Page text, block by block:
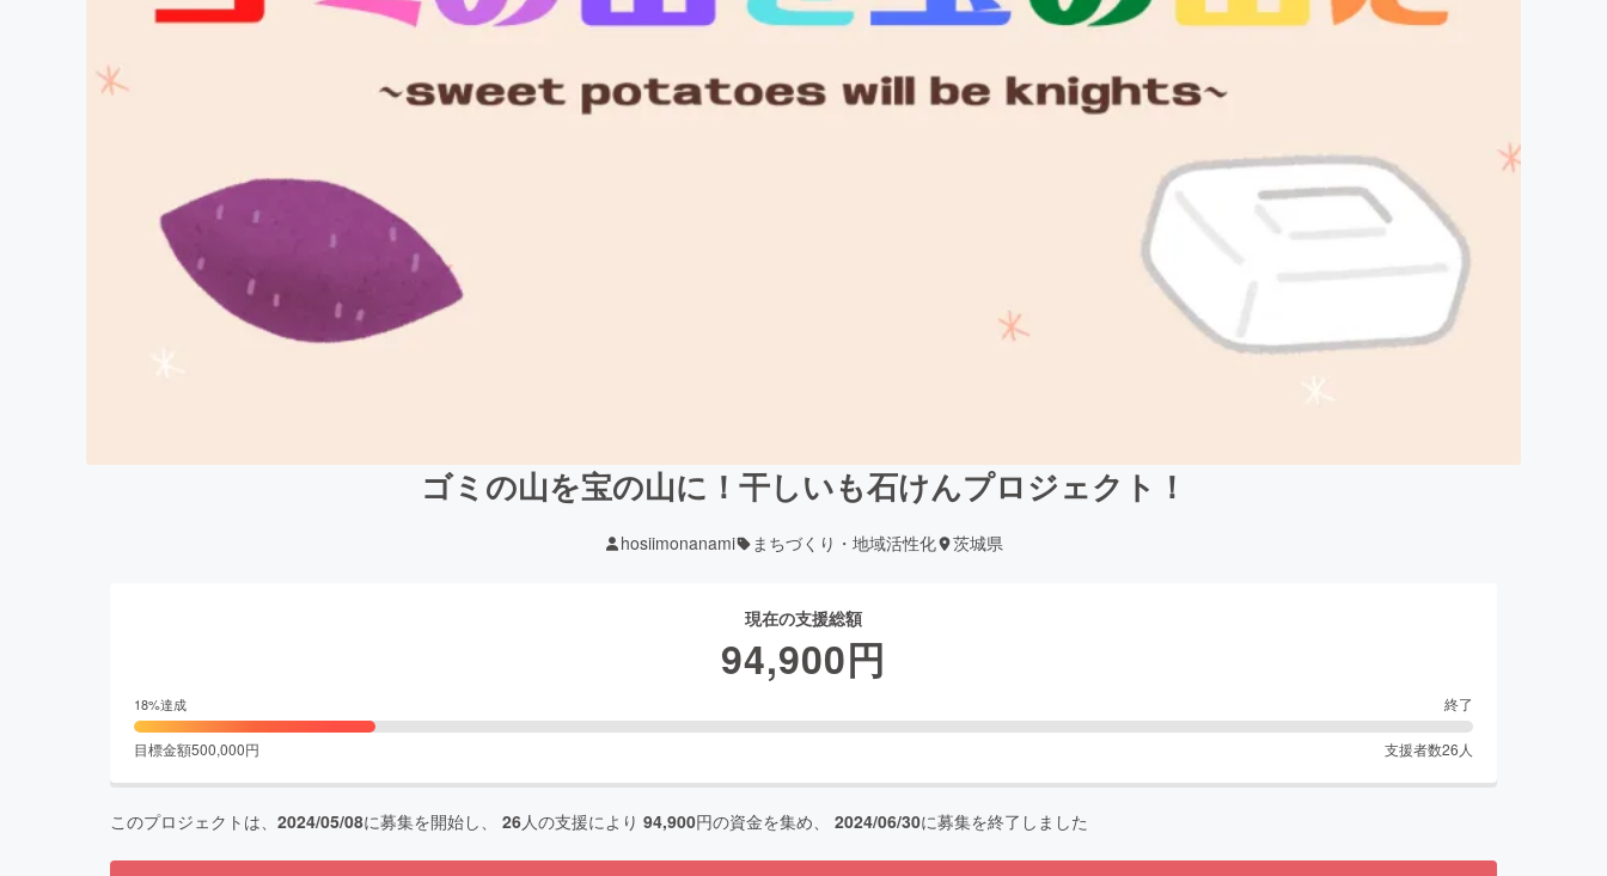
ゴミの山を宝の山に！干しいも石けんプロジェクト！
hosiimonanami まちづくり・地域活性化 茨城県
現在の支援総額
94,900円
18%達成 終了
目標金額500,000円 支援者数26 人
このプロジェクトは、 2024/05/08に募集を開始し、 26人の支援により 94,900円の資金を集め、 2024/06/30に募集を終了しました